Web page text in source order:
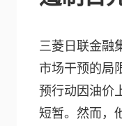
三菱日联金融
市场干预的局
预行动因油价
短暂。然而，